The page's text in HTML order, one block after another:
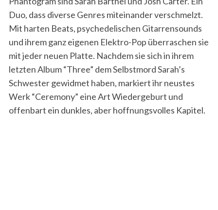
Duo, dass diverse Genres miteinander verschmelzt.
Mit harten Beats, psychedelischen Gitarrensounds
und ihrem ganz eigenen Elektro-Pop überraschen sie
mit jeder neuen Platte. Nachdem sie sich in ihrem
letzten Album “Three” dem Selbstmord Sarah’s
Schwester gewidmet haben, markiert ihr neustes
Werk “Ceremony” eine Art Wiedergeburt und
offenbart ein dunkles, aber hoffnungsvolles Kapitel.